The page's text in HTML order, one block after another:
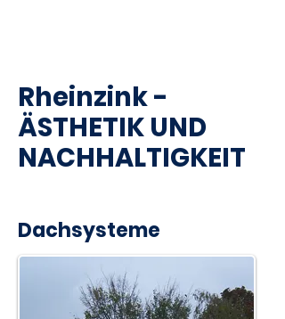
Rheinzink -
ÄSTHETIK UND
NACHHALTIGKEIT
Dachsysteme